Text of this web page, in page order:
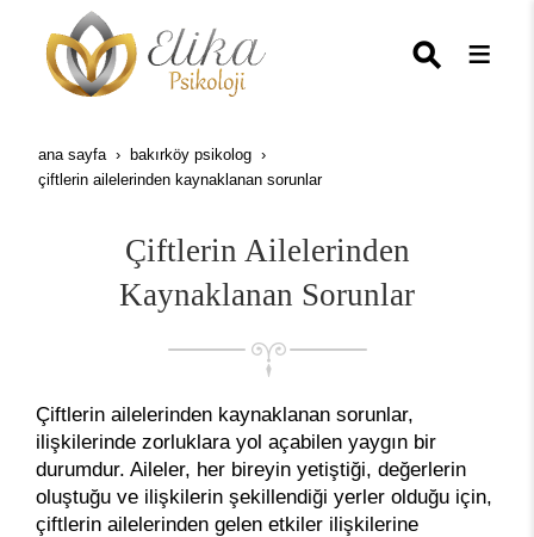
ana sayfa
bakırköy psikolog
çiftlerin ailelerinden kaynaklanan sorunlar
Çiftlerin Ailelerinden
Kaynaklanan Sorunlar
Çiftlerin ailelerinden kaynaklanan sorunlar,
ilişkilerinde zorluklara yol açabilen yaygın bir
durumdur. Aileler, her bireyin yetiştiği, değerlerin
oluştuğu ve ilişkilerin şekillendiği yerler olduğu için,
çiftlerin ailelerinden gelen etkiler ilişkilerine